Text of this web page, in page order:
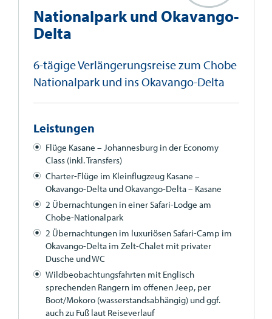
Nationalpark und Okavango-
Delta
6-tägige Verlängerungsreise zum Chobe
Nationalpark und ins Okavango-Delta
Leistungen
Flüge Kasane – Johannesburg in der Economy
Class (inkl. Transfers)
Charter-Flüge im Kleinflugzeug Kasane –
Okavango-Delta und Okavango-Delta – Kasane
2 Übernachtungen in einer Safari-Lodge am
Chobe-Nationalpark
2 Übernachtungen im luxuriösen Safari-Camp im
Okavango-Delta im Zelt-Chalet mit privater
Dusche und WC
Wildbeobachtungsfahrten mit Englisch
sprechenden Rangern im offenen Jeep, per
Boot/Mokoro (wasserstandsabhängig) und ggf.
auch zu Fuß laut Reiseverlauf